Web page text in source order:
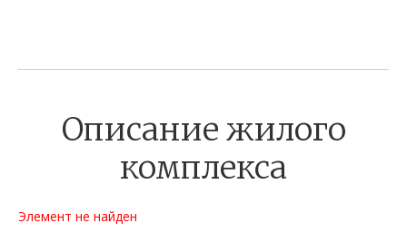
Описание жилого
комплекса
Элемент не найден